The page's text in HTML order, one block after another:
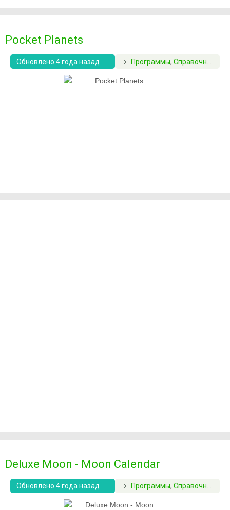
Pocket Planets
Обновлено 4 года назад Программы, Справочники
Deluxe Moon - Moon Calendar
Обновлено 4 года назад Программы, Справочники